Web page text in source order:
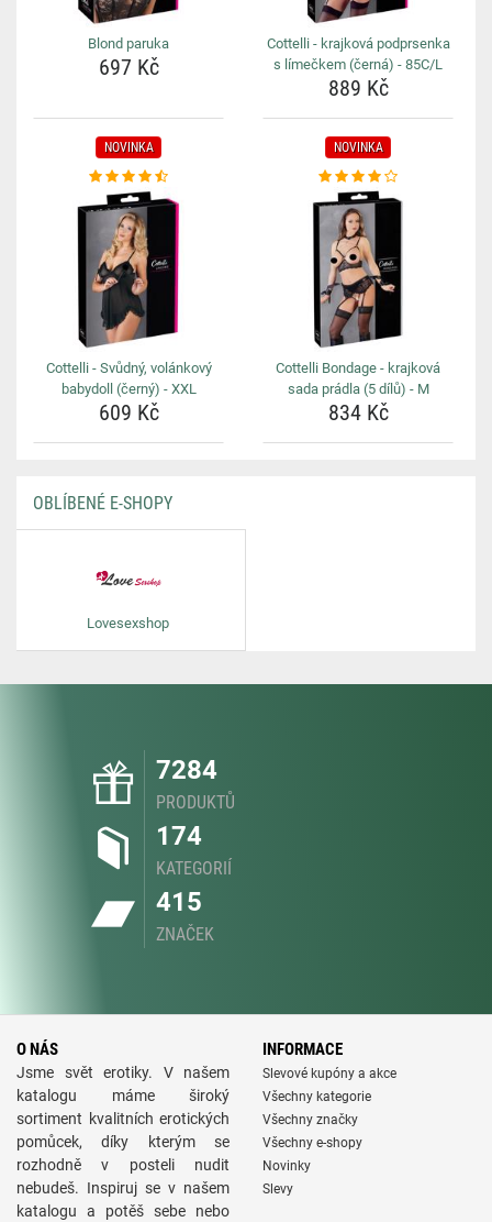
Blond paruka
697 Kč
Cottelli - krajková podprsenka
s límečkem (černá) - 85C/L
889 Kč
NOVINKA
Cottelli - Svůdný, volánkový
babydoll (černý) - XXL
609 Kč
NOVINKA
Cottelli Bondage - krajková
sada prádla (5 dílů) - M
834 Kč
OBLÍBENÉ E-SHOPY
Lovesexshop
7284
PRODUKTŮ
174
KATEGORIÍ
415
ZNAČEK
O NÁS
Jsme svět erotiky. V našem
katalogu máme široký
sortiment kvalitních erotických
pomůcek, díky kterým se
rozhodně v posteli nudit
nebudeš. Inspiruj se v našem
katalogu a potěš sebe nebo
INFORMACE
Slevové kupóny a akce
Všechny kategorie
Všechny značky
Všechny e-shopy
Novinky
Slevy